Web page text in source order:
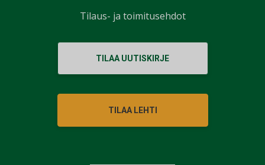
TILAA UUTISKIRJE
TILAA LEHTI
Tilaus- ja toimitusehdot